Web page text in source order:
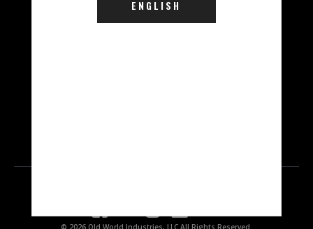
ENGLISHNorthbrook, IL 60062
© 2026 Old World Industries, LLC All Rights Reserved.